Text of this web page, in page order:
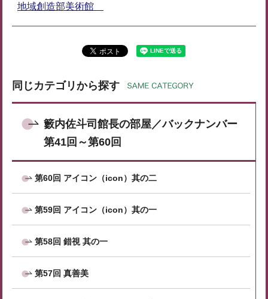
地域創造部美術館
同じカテゴリから探す
籔内佐斗司館長の部屋／バックナンバー
第41回～第60回
第60回 アイコン（icon）其の二
第59回 アイコン（icon）其の一
第58回 錯視 其の一
第57回 真善美